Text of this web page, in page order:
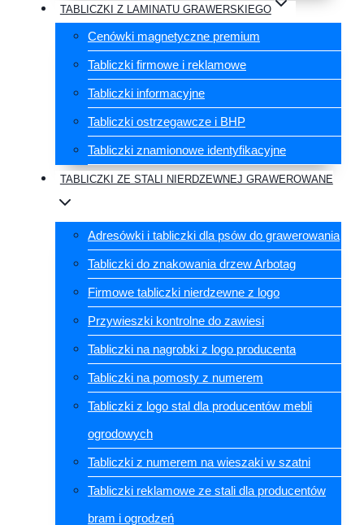
TABLICZKI Z LAMINATU GRAWERSKIEGO
Cenówki magnetyczne premium
Tabliczki firmowe i reklamowe
Tabliczki informacyjne
Tabliczki ostrzegawcze i BHP
Tabliczki znamionowe identyfikacyjne
TABLICZKI ZE STALI NIERDZEWNEJ GRAWEROWANE
Adresówki i tabliczki dla psów do grawerowania
Tabliczki do znakowania drzew Arbotag
Firmowe tabliczki nierdzewne z logo
Przywieszki kontrolne do zawiesi
Tabliczki na nagrobki z logo producenta
Tabliczki na pomosty z numerem
Tabliczki z logo stal dla producentów mebli
ogrodowych
Tabliczki z numerem na wieszaki w szatni
Tabliczki reklamowe ze stali dla producentów
bram i ogrodzeń